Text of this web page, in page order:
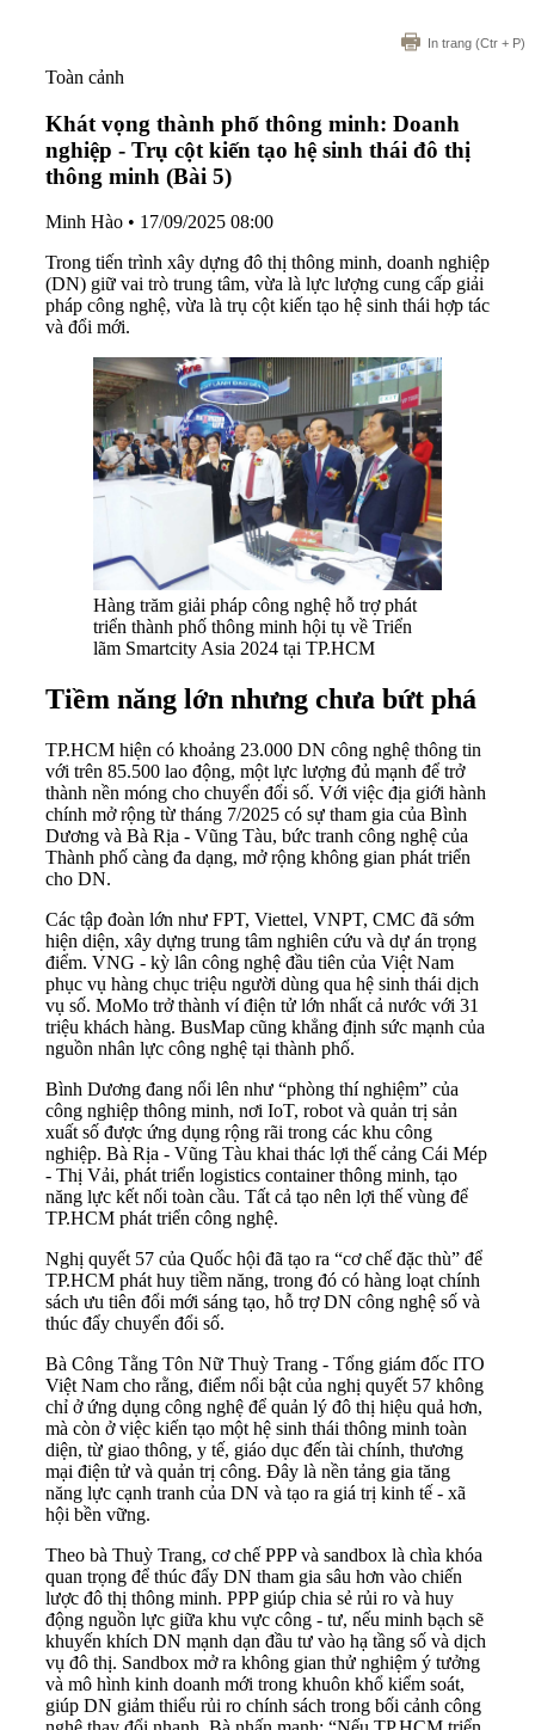
In trang (Ctr + P)
Toàn cảnh
Khát vọng thành phố thông minh: Doanh
nghiệp - Trụ cột kiến tạo hệ sinh thái đô thị
thông minh (Bài 5)
Minh Hào • 17/09/2025 08:00
Trong tiến trình xây dựng đô thị thông minh, doanh nghiệp
(DN) giữ vai trò trung tâm, vừa là lực lượng cung cấp giải
pháp công nghệ, vừa là trụ cột kiến tạo hệ sinh thái hợp tác
và đổi mới.
Hàng trăm giải pháp công nghệ hỗ trợ phát
triển thành phố thông minh hội tụ về Triển
lãm Smartcity Asia 2024 tại TP.HCM
Tiềm năng lớn nhưng chưa bứt phá
TP.HCM hiện có khoảng 23.000 DN công nghệ thông tin
với trên 85.500 lao động, một lực lượng đủ mạnh để trở
thành nền móng cho chuyển đổi số. Với việc địa giới hành
chính mở rộng từ tháng 7/2025 có sự tham gia của Bình
Dương và Bà Rịa - Vũng Tàu, bức tranh công nghệ của
Thành phố càng đa dạng, mở rộng không gian phát triển
cho DN.
Các tập đoàn lớn như FPT, Viettel, VNPT, CMC đã sớm
hiện diện, xây dựng trung tâm nghiên cứu và dự án trọng
điểm. VNG - kỳ lân công nghệ đầu tiên của Việt Nam
phục vụ hàng chục triệu người dùng qua hệ sinh thái dịch
vụ số. MoMo trở thành ví điện tử lớn nhất cả nước với 31
triệu khách hàng. BusMap cũng khẳng định sức mạnh của
nguồn nhân lực công nghệ tại thành phố.
Bình Dương đang nổi lên như “phòng thí nghiệm” của
công nghiệp thông minh, nơi IoT, robot và quản trị sản
xuất số được ứng dụng rộng rãi trong các khu công
nghiệp. Bà Rịa - Vũng Tàu khai thác lợi thế cảng Cái Mép
- Thị Vải, phát triển logistics container thông minh, tạo
năng lực kết nối toàn cầu. Tất cả tạo nên lợi thế vùng để
TP.HCM phát triển công nghệ.
Nghị quyết 57 của Quốc hội đã tạo ra “cơ chế đặc thù” để
TP.HCM phát huy tiềm năng, trong đó có hàng loạt chính
sách ưu tiên đổi mới sáng tạo, hỗ trợ DN công nghệ số và
thúc đẩy chuyển đổi số.
Bà Công Tằng Tôn Nữ Thuỳ Trang - Tổng giám đốc ITO
Việt Nam cho rằng, điểm nổi bật của nghị quyết 57 không
chỉ ở ứng dụng công nghệ để quản lý đô thị hiệu quả hơn,
mà còn ở việc kiến tạo một hệ sinh thái thông minh toàn
diện, từ giao thông, y tế, giáo dục đến tài chính, thương
mại điện tử và quản trị công. Đây là nền tảng gia tăng
năng lực cạnh tranh của DN và tạo ra giá trị kinh tế - xã
hội bền vững.
Theo bà Thuỳ Trang, cơ chế PPP và sandbox là chìa khóa
quan trọng để thúc đẩy DN tham gia sâu hơn vào chiến
lược đô thị thông minh. PPP giúp chia sẻ rủi ro và huy
động nguồn lực giữa khu vực công - tư, nếu minh bạch sẽ
khuyến khích DN mạnh dạn đầu tư vào hạ tầng số và dịch
vụ đô thị. Sandbox mở ra không gian thử nghiệm ý tưởng
và mô hình kinh doanh mới trong khuôn khổ kiểm soát,
giúp DN giảm thiểu rủi ro chính sách trong bối cảnh công